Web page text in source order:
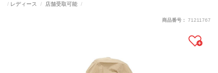
レディース 店舗受取可能
商品番号： 71211767